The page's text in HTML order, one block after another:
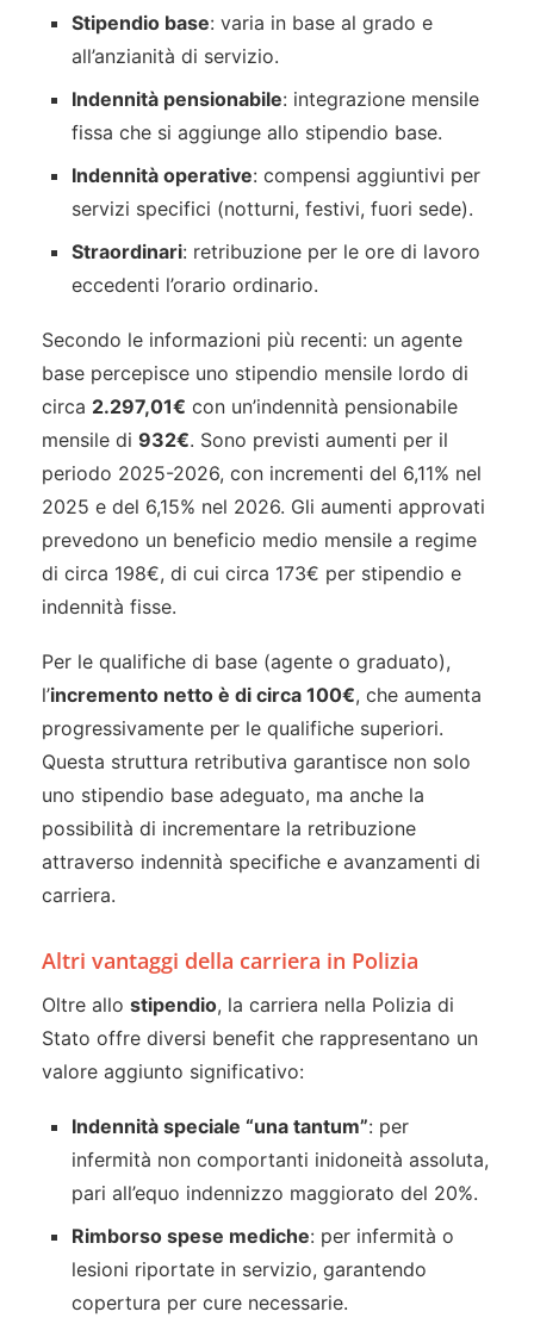
Stipendio base: varia in base al grado e
all’anzianità di servizio.
Indennità pensionabile: integrazione mensile
fissa che si aggiunge allo stipendio base.
Indennità operative: compensi aggiuntivi per
servizi specifici (notturni, festivi, fuori sede).
Straordinari: retribuzione per le ore di lavoro
eccedenti l’orario ordinario.
Secondo le informazioni più recenti: un agente
base percepisce uno stipendio mensile lordo di
circa 2.297,01€ con un’indennità pensionabile
mensile di 932€. Sono previsti aumenti per il
periodo 2025-2026, con incrementi del 6,11% nel
2025 e del 6,15% nel 2026. Gli aumenti approvati
prevedono un beneficio medio mensile a regime
di circa 198€, di cui circa 173€ per stipendio e
indennità fisse.
Per le qualifiche di base (agente o graduato),
l’incremento netto è di circa 100€, che aumenta
progressivamente per le qualifiche superiori.
Questa struttura retributiva garantisce non solo
uno stipendio base adeguato, ma anche la
possibilità di incrementare la retribuzione
attraverso indennità specifiche e avanzamenti di
carriera.
Altri vantaggi della carriera in Polizia
Oltre allo stipendio, la carriera nella Polizia di
Stato offre diversi benefit che rappresentano un
valore aggiunto significativo:
Indennità speciale “una tantum”: per
infermità non comportanti inidoneità assoluta,
pari all’equo indennizzo maggiorato del 20%.
Rimborso spese mediche: per infermità o
lesioni riportate in servizio, garantendo
copertura per cure necessarie.